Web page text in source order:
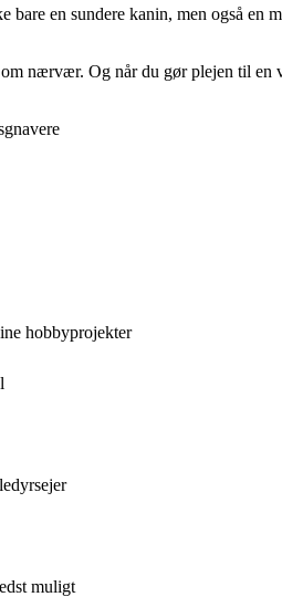
en sundere kanin, men også
nærvær. Og når du gør plejen til
hobbyprojekter
muligt